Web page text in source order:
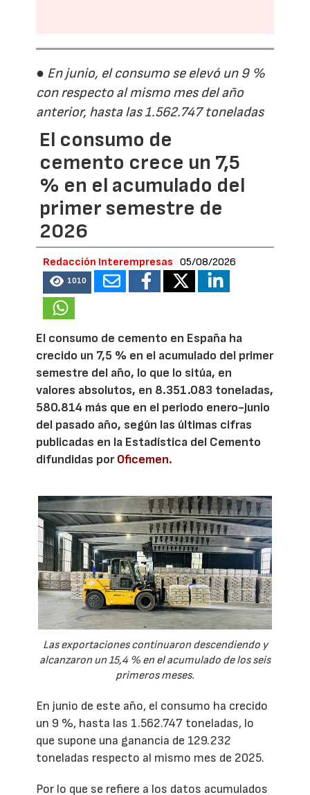
● En junio, el consumo se elevó un 9 %
con respecto al mismo mes del año
anterior, hasta las 1.562.747 toneladas
El consumo de
cemento crece un 7,5
% en el acumulado del
primer semestre de
2026
Redacción Interempresas 05/08/2026
1010
El consumo de cemento en España ha
crecido un 7,5 % en el acumulado del primer
semestre del año, lo que lo sitúa, en
valores absolutos, en 8.351.083 toneladas,
580.814 más que en el periodo enero-junio
del pasado año, según las últimas cifras
publicadas en la Estadística del Cemento
difundidas porOficemen.
Las exportaciones continuaron descendiendo y
alcanzaron un 15,4 % en el acumulado de los seis
primeros meses.
En junio de este año, el consumo ha crecido
un 9 %, hasta las 1.562.747 toneladas, lo
que supone una ganancia de 129.232
toneladas respecto al mismo mes de 2025.
Por lo que se refiere a los datos acumulados